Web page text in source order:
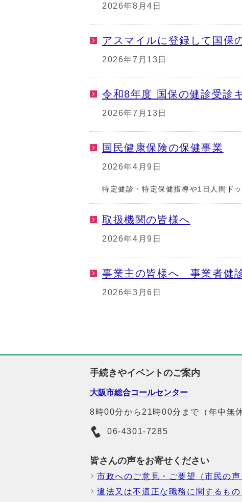
2026年8月4日
アスマイルに登録して国保
2026年7月13日
令和8年度 国保の健診受診
2026年7月13日
国民健康保険の保健事業
2026年4月9日
特定健診・特定保健指導や1日人間ド
取扱機関の皆様へ
2026年4月9日
事業主の皆様へ 事業者健
2026年3月6日
手続きやイベントのご案内
大阪市総合コールセンター
8時00分から21時00分まで（年中無休
06-4301-7285
皆さんの声をお寄せください
市政へのご意見・ご要望（市民の声
違法又は不適正な職務に関するもの